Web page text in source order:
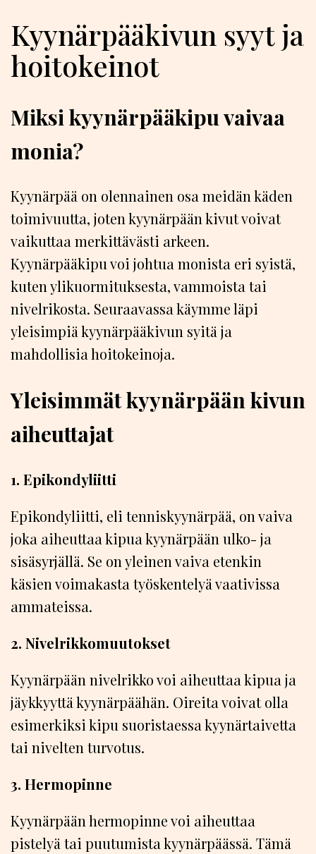
Kyynärpääkivun syyt ja
hoitokeinot
Miksi kyynärpääkipu vaivaa
monia?
Kyynärpää on olennainen osa meidän käden
toimivuutta, joten kyynärpään kivut voivat
vaikuttaa merkittävästi arkeen.
Kyynärpääkipu voi johtua monista eri syistä,
kuten ylikuormituksesta, vammoista tai
nivelrikosta. Seuraavassa käymme läpi
yleisimpiä kyynärpääkivun syitä ja
mahdollisia hoitokeinoja.
Yleisimmät kyynärpään kivun
aiheuttajat
1. Epikondyliitti
Epikondyliitti, eli tenniskyynärpää, on vaiva
joka aiheuttaa kipua kyynärpään ulko- ja
sisäsyrjällä. Se on yleinen vaiva etenkin
käsien voimakasta työskentelyä vaativissa
ammateissa.
2. Nivelrikkomuutokset
Kyynärpään nivelrikko voi aiheuttaa kipua ja
jäykkyyttä kyynärpäähän. Oireita voivat olla
esimerkiksi kipu suoristaessa kyynärtaivetta
tai nivelten turvotus.
3. Hermopinne
Kyynärpään hermopinne voi aiheuttaa
pistelyä tai puutumista kyynärpäässä. Tämä